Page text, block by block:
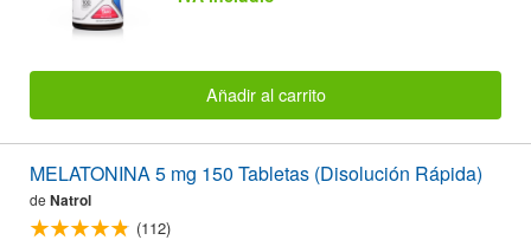
Añadir al carrito
MELATONINA 5 mg 150 Tabletas (Disolución Rápida)
de Natrol
(112)